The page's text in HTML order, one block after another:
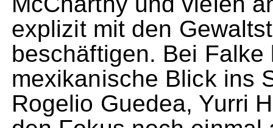
explizit mit den
beschäftigen. Bei Falke
mexikanische Blick ins
Rogelio Guedea, Yurri